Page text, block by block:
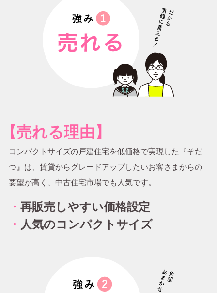
【売れる理由】
コンパクトサイズの戸建住宅を低価格で実現した『そだ
つ』は、賃貸からグレードアップしたいお客さまからの
要望が高く、中古住宅市場でも人気です。
・再販売しやすい価格設定
・ 人気のコンパクトサイズ